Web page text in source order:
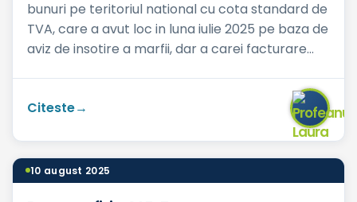
bunuri pe teritoriul national cu cota standard de
TVA, care a avut loc in luna iulie 2025 pe baza de
aviz de insotire a marfii, dar a carei facturare
Citeste
10 august 2025